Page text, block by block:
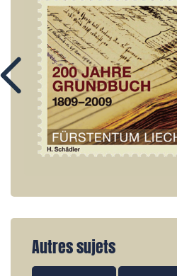
Autres sujets